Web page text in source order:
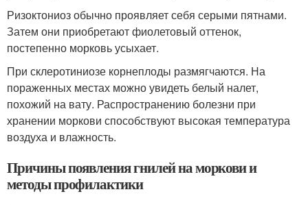
Ризоктониоз обычно проявляет себя серыми пятнами.
Затем они приобретают фиолетовый оттенок,
постепенно морковь усыхает.
При склеротиниозе корнеплоды размягчаются. На
пораженных местах можно увидеть белый налет,
похожий на вату. Распространению болезни при
хранении моркови способствуют высокая температура
воздуха и влажность.
Причины появления гнилей на моркови и
методы профилактики